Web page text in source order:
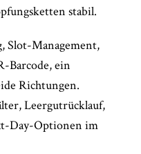
stabil.
Slot-Management,
Barcode, ein
Richtungen.
Leergutrücklauf,
Day-Optionen im